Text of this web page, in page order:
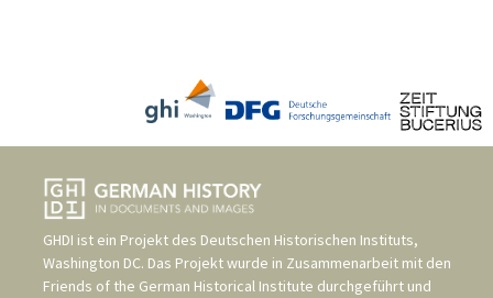
GHDI ist ein Projekt des Deutschen Historischen Instituts,
Washington DC. Das Projekt wurde in Zusammenarbeit mit den
Friends of the German Historical Institute durchgeführt und